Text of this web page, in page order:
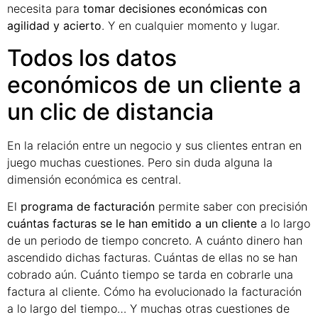
necesita para tomar decisiones económicas con
agilidad y acierto. Y en cualquier momento y lugar.
Todos los datos
económicos de un cliente a
un clic de distancia
En la relación entre un negocio y sus clientes entran en
juego muchas cuestiones. Pero sin duda alguna la
dimensión económica es central.
El programa de facturación permite saber con precisión
cuántas facturas se le han emitido a un cliente a lo largo
de un periodo de tiempo concreto. A cuánto dinero han
ascendido dichas facturas. Cuántas de ellas no se han
cobrado aún. Cuánto tiempo se tarda en cobrarle una
factura al cliente. Cómo ha evolucionado la facturación
a lo largo del tiempo… Y muchas otras cuestiones de